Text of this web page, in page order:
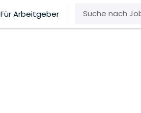
Für Arbeitgeber